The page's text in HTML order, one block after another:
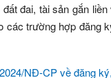
đai, tài sản gắn
trường hợp đăng